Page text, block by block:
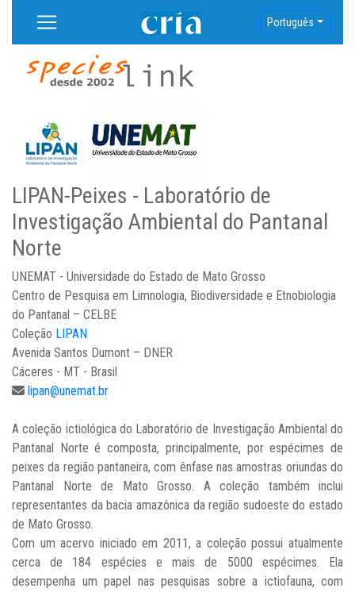
Português
LIPAN-Peixes - Laboratório de
Investigação Ambiental do Pantanal
Norte
UNEMAT - Universidade do Estado de Mato Grosso
Centro de Pesquisa em Limnologia, Biodiversidade e Etnobiologia
do Pantanal – CELBE
Coleção LIPAN
Avenida Santos Dumont – DNER
Cáceres - MT - Brasil
lipan@unemat.br
A coleção ictiológica do Laboratório de Investigação Ambiental do
Pantanal Norte é composta, principalmente, por espécimes de
peixes da região pantaneira, com ênfase nas amostras oriundas do
Pantanal Norte de Mato Grosso. A coleção também inclui
representantes da bacia amazônica da região sudoeste do estado
de Mato Grosso.
Com um acervo iniciado em 2011, a coleção possui atualmente
cerca de 184 espécies e mais de 5000 espécimes. Ela
desempenha um papel nas pesquisas sobre a ictiofauna, com